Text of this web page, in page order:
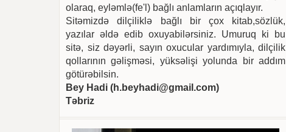
olaraq, eyləmlə(fe'l) bağlı anlamların açıqlayır.
Sitəmizdə dilçiliklə bağlı bir çox kitab,sözlük,
yazılar əldə edib oxuyabilərsiniz. Umuruq ki bu
sitə, siz dəyərli, sayın oxucular yardımıyla, dilçilik
qollarının gəlişməsi, yüksəlişi yolunda bir addım
götürəbilsin.
Bey Hadi (h.beyhadi@gmail.com)
Təbriz